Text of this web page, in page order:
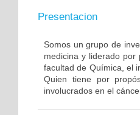
Presentacion
Somos un grupo de
medicina y liderado por
facultad de Química, el
Quien tiene por
involucrados en el